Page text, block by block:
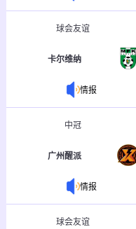
球会友谊
卡尔维纳
情报
中冠
广州醒派
情报
球会友谊